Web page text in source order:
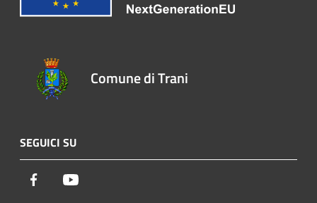
Comune di Trani
SEGUICI SU
Facebook